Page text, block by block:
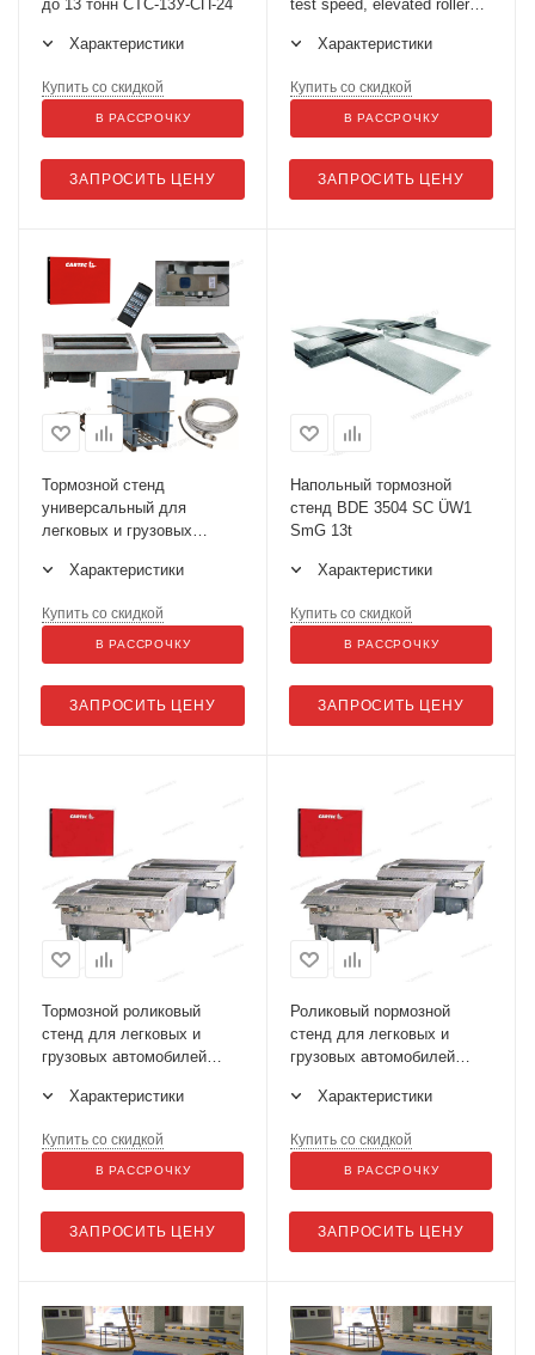
до 13 тонн СТС-13У-СП-24
Характеристики
ЗАПРОСИТЬ ЦЕНУ
Купить со скидкой
В РАССРОЧКУ
test speed, elevated rollers
Характеристики
ЗАПРОСИТЬ ЦЕНУ
Купить со скидкой
В РАССРОЧКУ
Тормозной стенд
универсальный для
легковых и грузовых
нагрузкой на ось до 13
Характеристики
ЗАПРОСИТЬ ЦЕНУ
Купить со скидкой
В РАССРОЧКУ
Напольный тормозной
стенд BDE 3504 SC ÜW1
SmG 13t
Характеристики
ЗАПРОСИТЬ ЦЕНУ
Купить со скидкой
В РАССРОЧКУ
Тормозной роликовый
стенд для легковых и
грузовых автомобилей
SmG 16t
Характеристики
ЗАПРОСИТЬ ЦЕНУ
Купить со скидкой
В РАССРОЧКУ
Роликовый nормозной
стенд для легковых и
грузовых автомобилей
SmG 20 t
Характеристики
ЗАПРОСИТЬ ЦЕНУ
Купить со скидкой
В РАССРОЧКУ